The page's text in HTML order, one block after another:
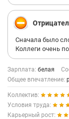
Сначала было
Коллеги очень
Зарплата: белая
Общее впечатление:
Коллектив:
Условия труда:
Карьерный рост: